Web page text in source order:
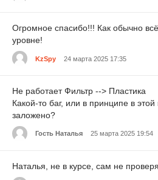
Огромное спасибо!!! Как обычно
уровне!
KzSpy 24 марта 2025 17:35
Не работает Фильтр --> Пластика
Какой-то баг, или в принципе в
заложено?
Гость Наталья 25 марта 2025 19:54
Наталья, не в курсе, сам не